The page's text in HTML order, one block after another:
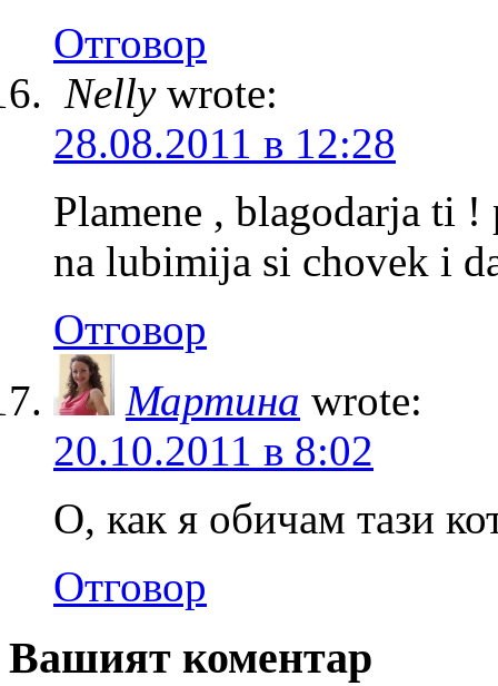
Отговор
Nelly wrote:
28.08.2011 в 12:28
Plamene , blagodarja ti !
na lubimija si chovek i
Отговор
Мартина wrote:
20.10.2011 в 8:02
О, как я обичам тази
Отговор
Вашият коментар